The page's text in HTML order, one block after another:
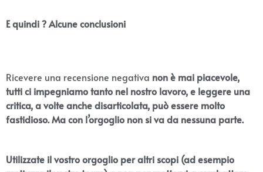
E quindi ? Alcune conclusioni
Ricevere una recensione negativa non è mai piacevole,
tutti ci impegniamo tanto nel nostro lavoro, e leggere una
critica, a volte anche disarticolata, può essere molto
fastidioso. Ma con l’orgoglio non si va da nessuna parte.
Utilizzate il vostro orgoglio per altri scopi (ad esempio